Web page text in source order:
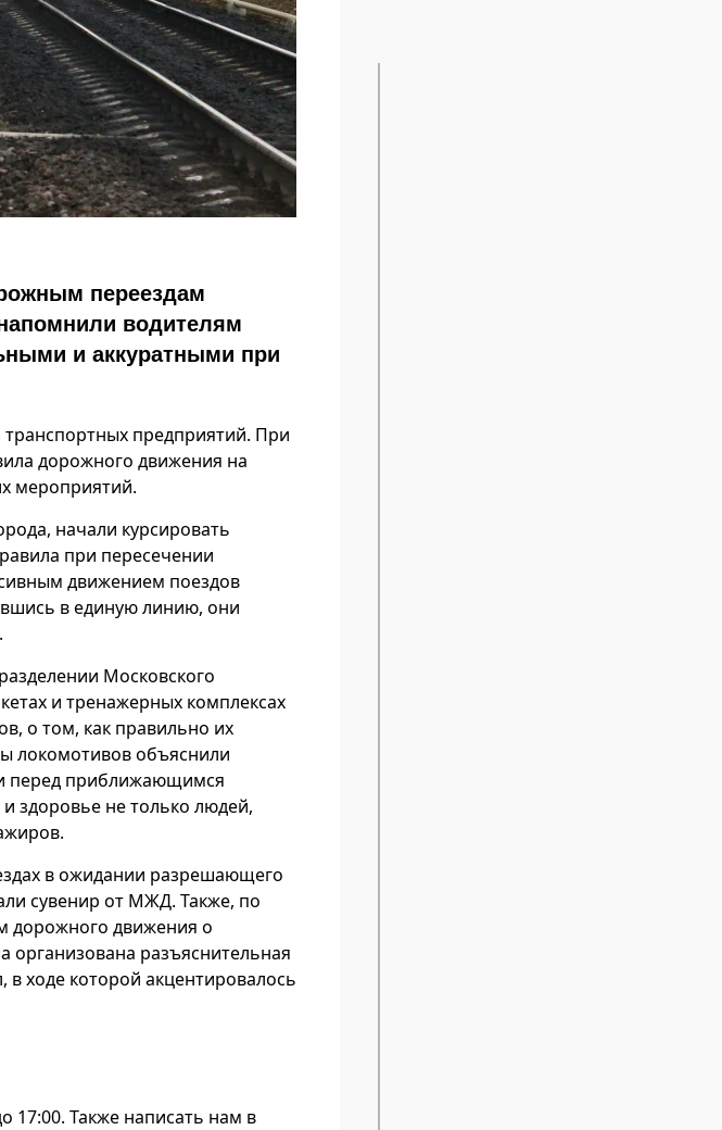
переездам
водителям
и аккуратными при
предприятий. При
дорожного движения на
мероприятий.
начали курсировать
при пересечении
движением поездов
в единую линию, они
Московского
и тренажерных комплексах
о том, как правильно их
локомотивов объяснили
перед приближающимся
здоровье не только людей,
в ожидании разрешающего
сувенир от МЖД. Также, по
дорожного движения о
разъяснительная
ходе которой акцентировалось
17:00. Также написать нам в